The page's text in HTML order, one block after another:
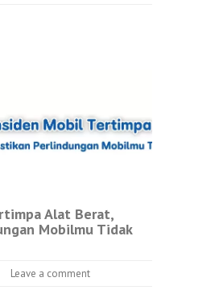
Alat Berat,
Mobilmu Tidak
Leave a comment